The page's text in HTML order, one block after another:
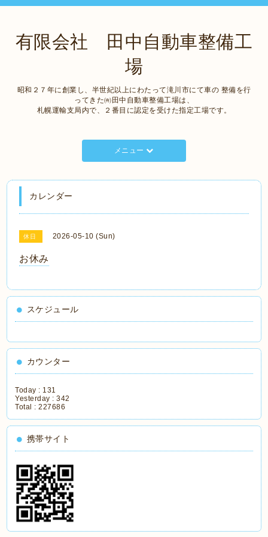
有限会社 田中自動車整備工
場
昭和２７年に創業し、半世紀以上にわたって滝川市にて車の 整備を行
ってきた㈲田中自動車整備工場は、
札幌運輸支局内で、２番目に認定を受けた指定工場です。
メニュー
カレンダー
休日 2026-05-10 (Sun)
お休み
スケジュール
カウンター
Today : 131
Yesterday :342
Total :227686
携帯サイト